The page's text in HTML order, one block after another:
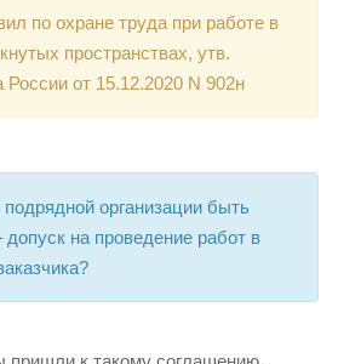
по охране труда при работе в
пространствах, утв.
от 15.12.2020 N 902н
организации быть
на проведение работ в